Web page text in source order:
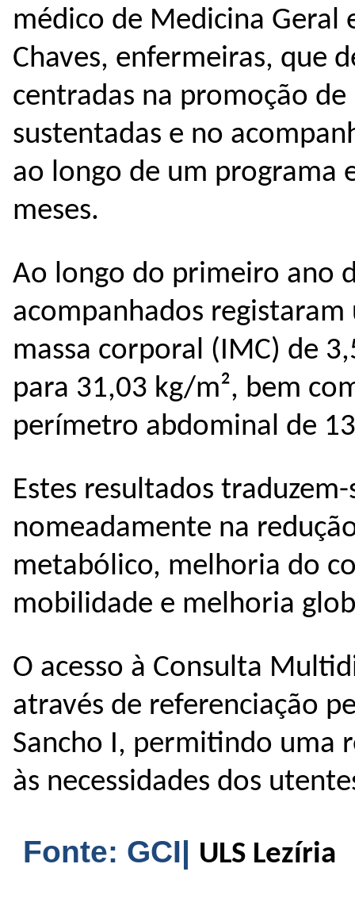
médico de Medicina Geral
Chaves, enfermeiras, que
centradas na promoção
sustentadas e no
ao longo de um programa
meses.
Ao longo do primeiro ano
acompanhados
massa corporal (IMC) de
para 31,03 kg/m², bem
perímetro abdominal de
Estes resultados
nomeadamente na
metabólico, melhoria do
mobilidade e melhoria
O acesso à Consulta
através de referenciação
Sancho I, permitindo uma
às necessidades dos
Fonte: GCI| ULS Lezíria